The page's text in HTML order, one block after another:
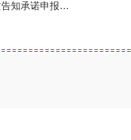
申报情况的公示